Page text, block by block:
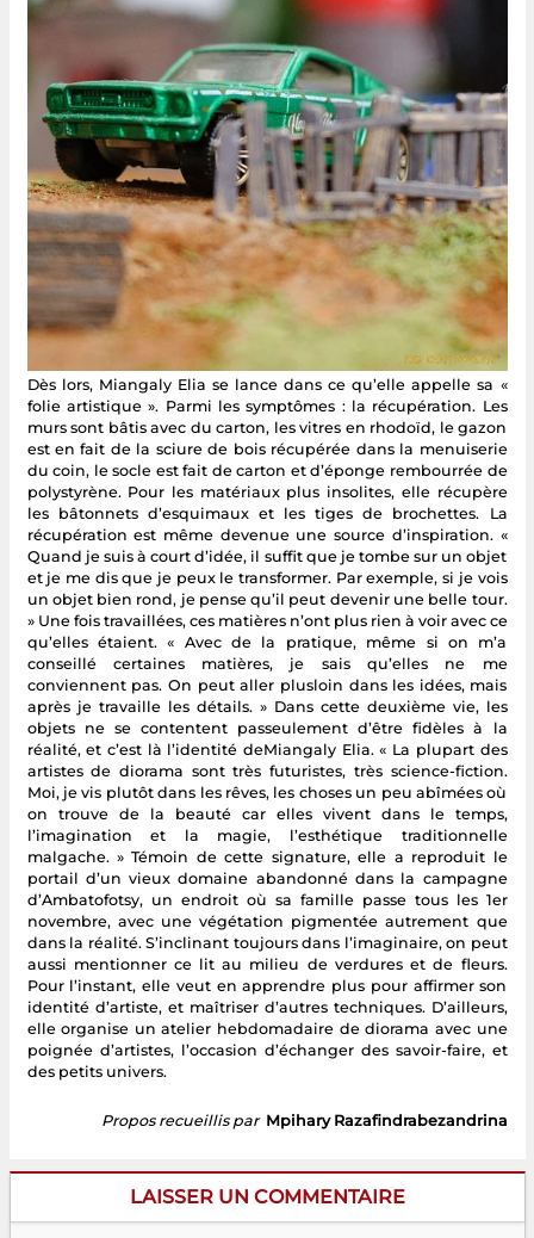
Dès lors, Miangaly Elia se lance dans ce qu’elle appelle sa «
folie artistique ». Parmi les symptômes : la récupération. Les
murs sont bâtis avec du carton, les vitres en rhodoïd, le gazon
est en fait de la sciure de bois récupérée dans la menuiserie
du coin, le socle est fait de carton et d’éponge rembourrée de
polystyrène. Pour les matériaux plus insolites, elle récupère
les bâtonnets d’esquimaux et les tiges de brochettes. La
récupération est même devenue une source d’inspiration. «
Quand je suis à court d’idée, il suffit que je tombe sur un objet
et je me dis que je peux le transformer. Par exemple, si je vois
un objet bien rond, je pense qu’il peut devenir une belle tour.
» Une fois travaillées, ces matières n’ont plus rien à voir avec ce
qu’elles étaient. « Avec de la pratique, même si on m’a
conseillé certaines matières, je sais qu’elles ne me
conviennent pas. On peut aller plusloin dans les idées, mais
après je travaille les détails. » Dans cette deuxième vie, les
objets ne se contentent passeulement d’être fidèles à la
réalité, et c’est là l’identité deMiangaly Elia. « La plupart des
artistes de diorama sont très futuristes, très science-fiction.
Moi, je vis plutôt dans les rêves, les choses un peu abîmées où
on trouve de la beauté car elles vivent dans le temps,
l’imagination et la magie, l’esthétique traditionnelle
malgache. » Témoin de cette signature, elle a reproduit le
portail d’un vieux domaine abandonné dans la campagne
d’Ambatofotsy, un endroit où sa famille passe tous les 1er
novembre, avec une végétation pigmentée autrement que
dans la réalité. S’inclinant toujours dans l’imaginaire, on peut
aussi mentionner ce lit au milieu de verdures et de fleurs.
Pour l’instant, elle veut en apprendre plus pour affirmer son
identité d’artiste, et maîtriser d’autres techniques. D’ailleurs,
elle organise un atelier hebdomadaire de diorama avec une
poignée d’artistes, l’occasion d’échanger des savoir-faire, et
des petits univers.
Propos recueillis par Mpihary Razafindrabezandrina
LAISSER UN COMMENTAIRE